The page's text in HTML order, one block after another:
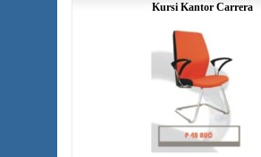
Kursi Kantor Carrera